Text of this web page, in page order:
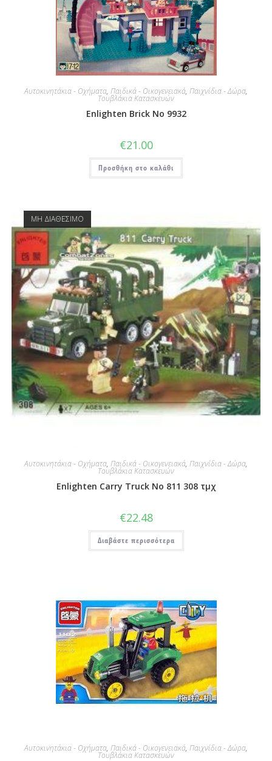
Αυτοκινητάκια - Οχήματα, Παιδικά - Οικογενειακά, Παιχνίδια - Δώρα,
Τουβλάκια Κατασκευών
Enlighten Brick No 9932
€21.00
Προσθήκη στο καλάθι
ΜΗ ΔΙΑΘΕΣΙΜΟ
Αυτοκινητάκια - Οχήματα, Παιδικά - Οικογενειακά, Παιχνίδια - Δώρα,
Τουβλάκια Κατασκευών
Enlighten Carry Truck No 811 308 τμχ
€22.48
Διαβάστε περισσότερα
Αυτοκινητάκια - Οχήματα, Παιδικά - Οικογενειακά, Παιχνίδια - Δώρα,
Τουβλάκια Κατασκευών